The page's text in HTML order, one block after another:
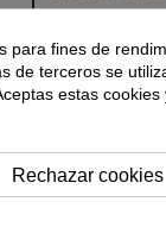
ello, consulte nuestra
He leído y
para fines de
de terceros se
estas
Rechazar cookies